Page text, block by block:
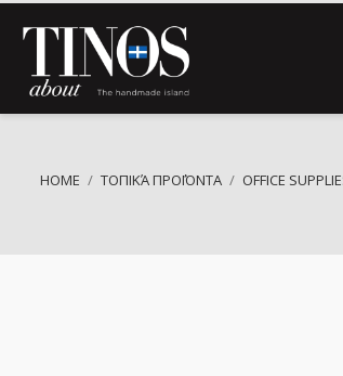
HOME ΤΟΠΙΚΆ ΠΡΟΪΌΝΤΑ OFFICE